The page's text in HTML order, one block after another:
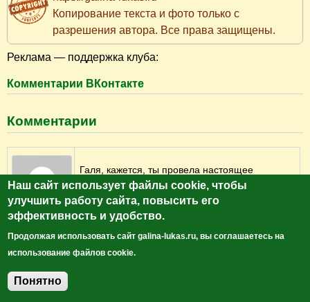
Копирование текста и фото только с
разрешения автора. Все права защищены.
Реклама — поддержка клуба:
Комментарии ВКонтакте
Комментарии
02.02.14 18:51
#1
Галя, кажется, ты провела настоящее
интернет-исследования - собрала
замечательный материал о Сочи. С большой
теплотой вспоминаю Адлер и небольшую
деревеньку Гантиади между Адлером и Сочи,
где мы отдыхали с родителями. В советское
Радует, что есть и хорошие отзывы о Сочи, Адлере. Каждый
Наш сайт использует файлы cookie, чтобы
улучшить работу сайта, повысить его
эффективность и удобство.
Продолжая использовать сайт galina-lukas.ru, вы соглашаетесь на
использование файлов cookie.
Понятно